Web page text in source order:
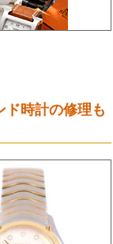
ド時計の修理も